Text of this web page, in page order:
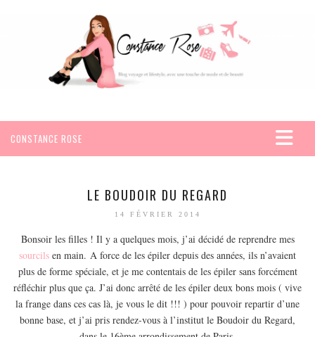
CONSTANCE ROSE
SEYCHELLES
AMÉRIQUE
MEXIQUE
EUROPE
LE BOUDOIR DU REGARD
14 FÉVRIER 2014
Bonsoir les filles ! Il y a quelques mois, j’ai décidé de reprendre mes
sourcils en main. A force de les épiler depuis des années, ils n’avaient
plus de forme spéciale, et je me contentais de les épiler sans forcément
réfléchir plus que ça. J’ai donc arrêté de les épiler deux bons mois ( vive
la frange dans ces cas là, je vous le dit !!! ) pour pouvoir repartir d’une
bonne base, et j’ai pris rendez-vous à l’institut le Boudoir du Regard,